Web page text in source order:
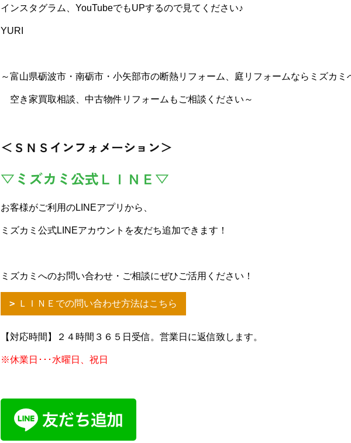
インスタグラム、YouTubeでもUPするので見てください♪
YURI
～富山県砺波市・南砺市・小矢部市の断熱リフォーム、庭リフォームならミズカミ
空き家買取相談、中古物件リフォームもご相談ください～
＜ＳＮＳインフォメーション＞
▽ミズカミ公式ＬＩＮＥ▽
お客様がご利用のLINEアプリから、
ミズカミ公式LINEアカウントを友だち追加できます！
ミズカミへのお問い合わせ・ご相談にぜひご活用ください！
ＬＩＮＥでの問い合わせ方法はこちら
【対応時間】２４時間３６５日受信。営業日に返信致します。
※休業日･･･水曜日、祝日